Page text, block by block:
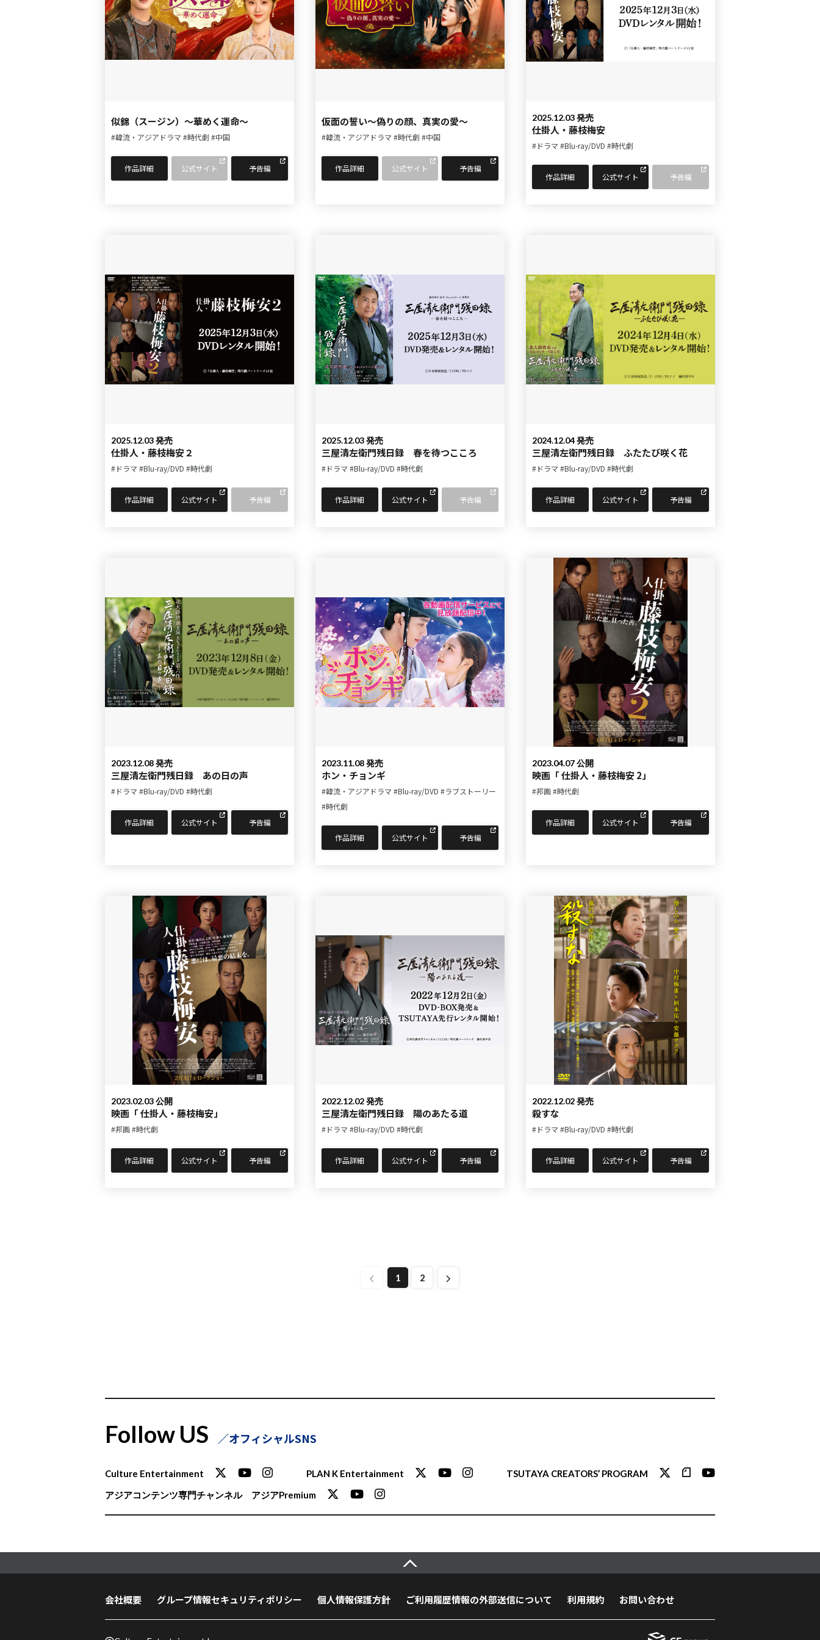
似錦（スージン）～華めく運命～
#韓流・アジアドラマ #時代劇 #中国
作品詳細 公式サイト 予告編
仮面の誓い～偽りの顔、真実の愛～
#韓流・アジアドラマ #時代劇 #中国
作品詳細 公式サイト 予告編
2025.12.03 発売
仕掛人・藤枝梅安
#ドラマ #Blu-ray/DVD #時代劇
作品詳細 公式サイト 予告編
2025.12.03 発売
仕掛人・藤枝梅安２
#ドラマ #Blu-ray/DVD #時代劇
作品詳細 公式サイト 予告編
2025.12.03 発売
三屋清左衛門残日録 春を待つこころ
#ドラマ #Blu-ray/DVD #時代劇
作品詳細 公式サイト 予告編
2024.12.04 発売
三屋清左衛門残日録 ふたたび咲く花
#ドラマ #Blu-ray/DVD #時代劇
作品詳細 公式サイト 予告編
2023.12.08 発売
三屋清左衛門残日録 あの日の声
#ドラマ #Blu-ray/DVD #時代劇
作品詳細 公式サイト 予告編
2023.11.08 発売
ホン・チョンギ
#韓流・アジアドラマ #Blu-ray/DVD #ラブストーリー
#時代劇
作品詳細 公式サイト 予告編
2023.04.07 公開
映画「 仕掛人・藤枝梅安 2」
#邦画 #時代劇
作品詳細 公式サイト 予告編
2023.02.03 公開
映画「 仕掛人・藤枝梅安」
#邦画 #時代劇
作品詳細 公式サイト 予告編
2022.12.02 発売
三屋清左衛門残日録 陽のあたる道
#ドラマ #Blu-ray/DVD #時代劇
作品詳細 公式サイト 予告編
2022.12.02 発売
殺すな
#ドラマ #Blu-ray/DVD #時代劇
作品詳細 公式サイト 予告編
1 2
Follow US オフィシャルSNS
Culture Entertainment PLAN K Entertainment
TSUTAYA CREATORS’ PROGRAM
アジアコンテンツ専門チャンネル
アジアPremium
会社概要 グループ情報セキュリティポリシー 個人情報保護方針 ご利用履歴情報の外部送信について 利用規約 お問い合わせ